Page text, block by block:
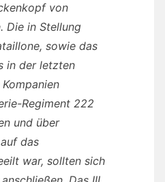
von
Die in Stellung
sowie das
in der letzten
Regiment 222
und über
das
war, sollten sich